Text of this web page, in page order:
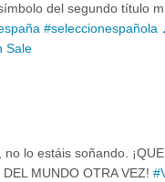
del segundo título
#seleccionespañola
Sale
no lo estáis soñando.
MUNDO OTRA VEZ!